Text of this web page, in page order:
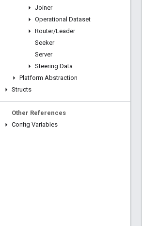
Joiner
Operational Dataset
Router/Leader
Seeker
Server
Steering Data
Platform Abstraction
Structs
Other References
Config Variables